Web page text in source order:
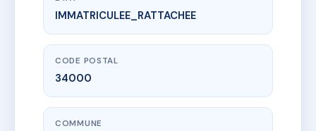
www.vme.plus/AC7112758
METROPOLIS
18 r de verdun34000 MONTPELLIER
IMMATRICULEE_RATTACHEE
CODE POSTAL
34000
COMMUNE